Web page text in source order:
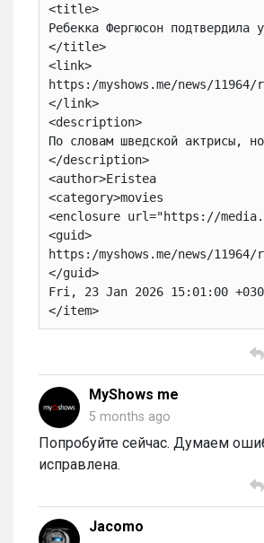
<title>
Ребекка Фергюсон подтвердила
</title>
<link>
https:/myshows.me/news/
</link>
<description>
По словам шведской актрисы,
</description>
<author>Eristea
<category>movies
<enclosure url="https://
<guid>
https:/myshows.me/news/
</guid>
Fri, 23 Jan 2026 15:01:00
</item>
MyShows me
5 months ago
Попробуйте сейчас. Думаем
исправлена.
Jacomo